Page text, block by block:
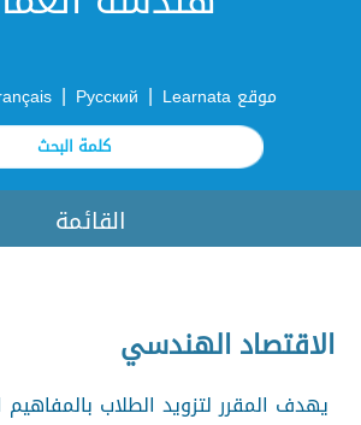
موقع Learnata |
Русский
|
القائمة
الاقتصاد الهندسي
يهدف المقرر لتزويد الطلاب بالمفاهيم